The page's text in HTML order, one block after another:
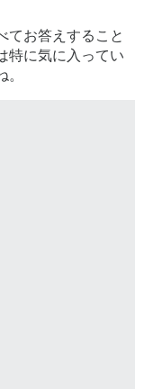
てお答えすること
特に気に入ってい